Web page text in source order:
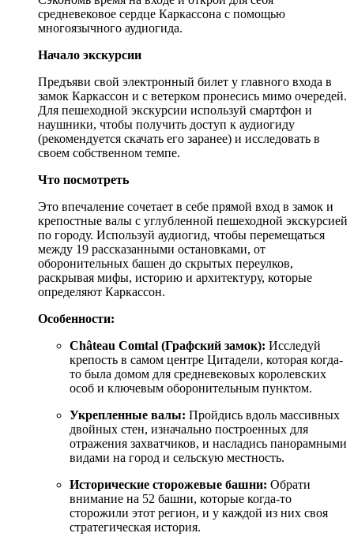
средневековое сердце Каркассона с помощью
многоязычного аудиогида.
Начало экскурсии
Предъяви свой электронный билет у главного входа в
замок Каркассон и с ветерком пронесись мимо очередей.
Для пешеходной экскурсии используй смартфон и
наушники, чтобы получить доступ к аудиогиду
(рекомендуется скачать его заранее) и исследовать в
своем собственном темпе.
Что посмотреть
Это впечаление сочетает в себе прямой вход в замок и
крепостные валы с углубленной пешеходной экскурсией
по городу. Используй аудиогид, чтобы перемещаться
между 19 рассказанными остановками, от
оборонительных башен до скрытых переулков,
раскрывая мифы, историю и архитектуру, которые
определяют Каркассон.
Особенности:
Château Comtal (Графский замок): Исследуй
крепость в самом центре Цитадели, которая когда-
то была домом для средневековых королевских
особ и ключевым оборонительным пунктом.
Укрепленные валы: Пройдись вдоль массивных
двойных стен, изначально построенных для
отражения захватчиков, и насладись панорамными
видами на город и сельскую местность.
Исторические сторожевые башни: Обрати
внимание на 52 башни, которые когда-то
сторожили этот регион, и у каждой из них своя
стратегическая история.